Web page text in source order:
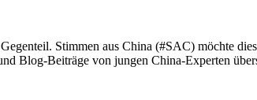
Stimmen aus China (#SAC) möchte
Blog-Beiträge von jungen China-Experten